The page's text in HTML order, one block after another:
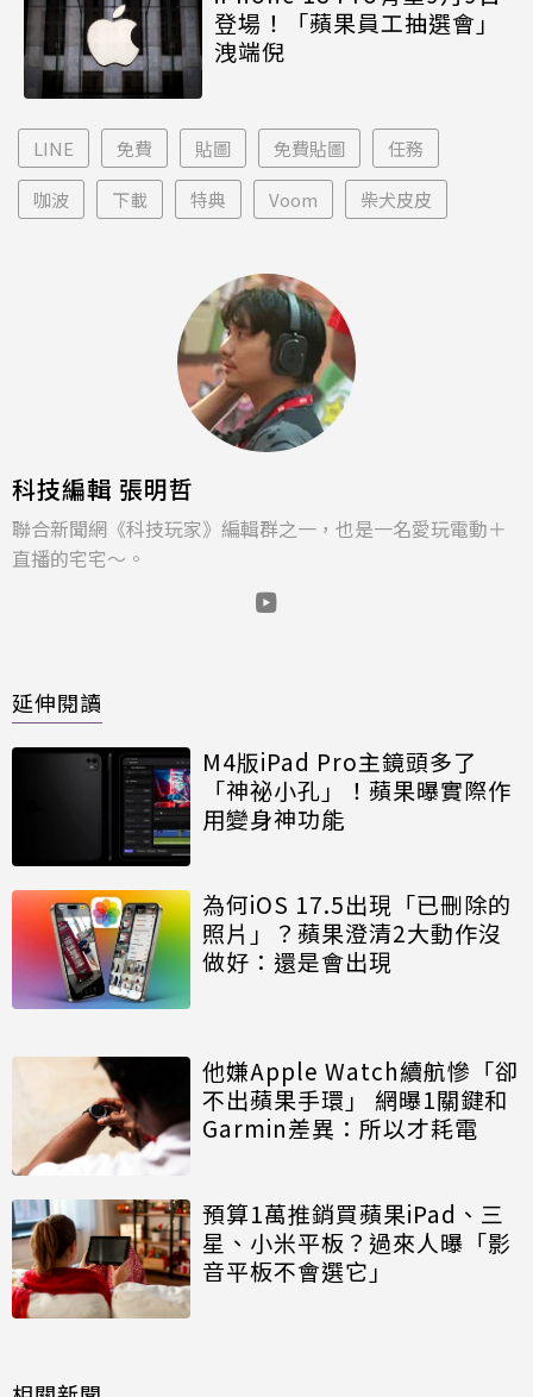
登場！「蘋果員工抽選會」
洩端倪
LINE 免費 貼圖 免費貼圖 任務
咖波 下載 特典 Voom 柴犬皮皮
科技編輯 張明哲
聯合新聞網《科技玩家》編輯群之一，也是一名愛玩電動＋
直播的宅宅～。
延伸閱讀
M4版iPad Pro主鏡頭多了
「神祕小孔」！蘋果曝實際作
用變身神功能
為何iOS 17.5出現「已刪除的
照片」？蘋果澄清2大動作沒
做好：還是會出現
他嫌Apple Watch續航慘「卻
不出蘋果手環」 網曝1關鍵和
Garmin差異：所以才耗電
預算1萬推銷買蘋果iPad、三
星、小米平板？過來人曝「影
音平板不會選它」